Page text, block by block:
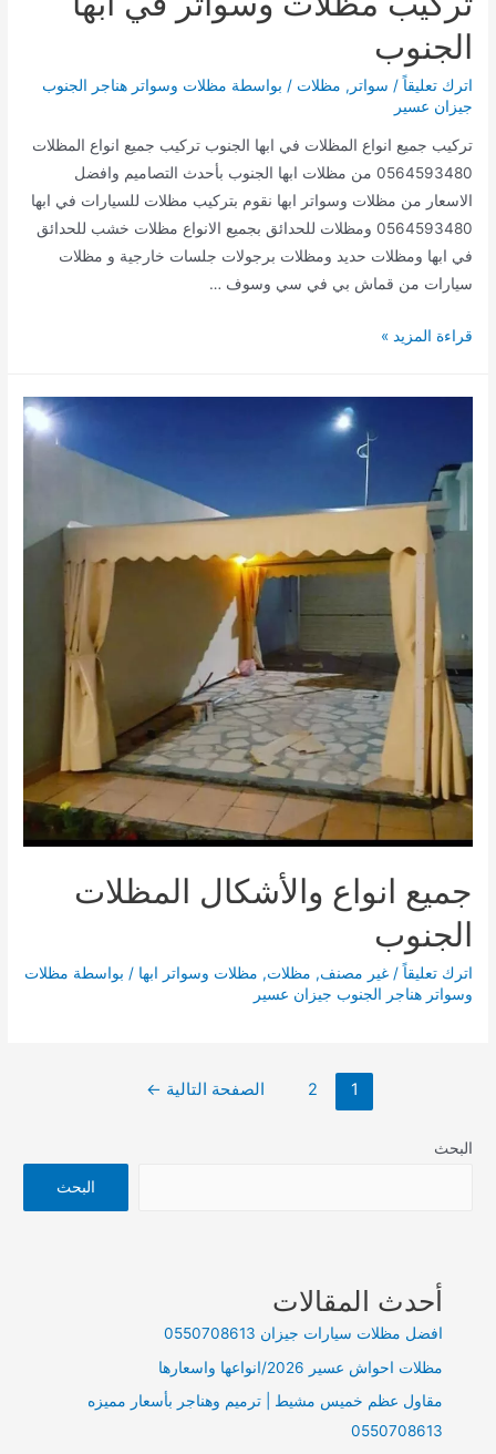
الجنوب
اترك تعليقاً / سواتر , مظلات / بواسطة مظلات وسواتر هناجر الجنوب
جيزان عسير
تركيب جميع انواع المظلات في ابها الجنوب تركيب جميع انواع المظلات
0564593480 من مظلات ابها الجنوب بأحدث التصاميم وافضل
الاسعار من مظلات وسواتر ابها نقوم بتركيب مظلات للسيارات في ابها
0564593480 ومظلات للحدائق بجميع الانواع مظلات خشب للحدائق
في ابها ومظلات حديد ومظلات برجولات جلسات خارجية و مظلات
سيارات من قماش بي في سي وسوف …
تركيب
الجنوب
قراءة المزيد »
جميع انواع والأشكال المظلات
الجنوب
اترك تعليقاً /غير مصنف, مظلات, مظلات وسواتر ابها / بواسطة مظلات
وسواتر هناجر الجنوب جيزان عسير
1
2 الصفحة التالية ←
البحث
البحث
أحدث المقالات
افضل مظلات سيارات جيزان 0550708613
مظلات احواش عسير 2026/انواعها واسعارها
مقاول عظم خميس مشيط | ترميم وهناجر بأسعار مميزه
0550708613